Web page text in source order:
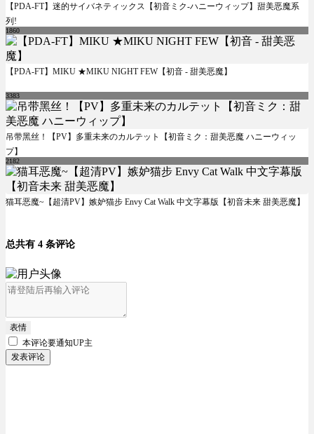
【PDA-FT】迷的サイバネティックス【初音ミク-ハニーウィップ】甜美恶魔系
列!
1860
【PDA-FT】MIKU ★MIKU NIGHT FEW【初音 - 甜美恶魔】
3383
吊带黑丝！【PV】多重未来のカルテット【初音ミク：甜美恶魔 ハニーウィッ
プ】
2182
猫耳恶魔~【超清PV】嫉妒猫步 Envy Cat Walk 中文字幕版【初音未来 甜美恶魔】
总共有 4 条评论
表情
本评论要通知UP主
发表评论